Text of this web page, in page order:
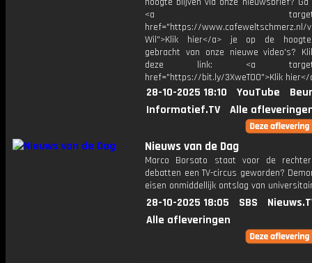
<a
href="https://www.cafeweltschmerz.nl/
Wil">Klik hier</a> je op de
gebracht van onze nieuwe video's?
deze link: <a
href="https://bit.ly/3XweTO0">Klik hier</
28-10-2025 18:10 YouTube
Informatief.TV
Alle
Nieuws van de Dag
Marco Borsato staat voor de
debatten een TV-circus geworden?
eisen onmiddellijk ontslag van
28-10-2025 18:05 SBS
Alle afleveringen